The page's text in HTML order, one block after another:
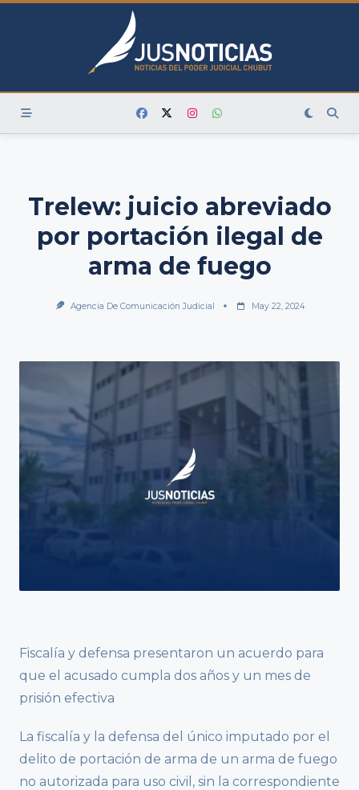
Skip
Trelew: juicio abreviado
por portación ilegal de
arma de fuego
Agencia De Comunicación Judicial May 22, 2024
Fiscalía y defensa presentaron un acuerdo para
que el acusado cumpla dos años y un mes de
prisión efectiva
La fiscalía y la defensa del único imputado por el
delito de portación de arma de un arma de fuego
no autorizada para uso civil, sin la correspondiente